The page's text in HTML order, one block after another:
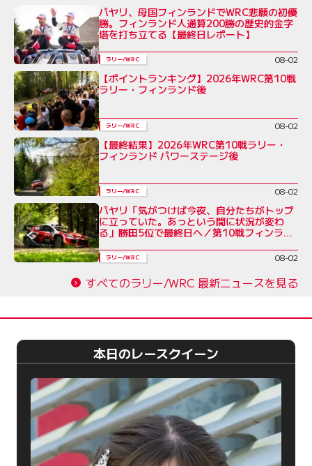
パヤリ、母国フィンランドでWRC悲願の初優
勝。フィンランド人通算200勝の歴史的金字
塔を打ち立てる【最終日レポート】
ラリー/WRC 08-02
【ポイントランキング】2026年WRC第10戦
ラリー・フィンランド後
ラリー/WRC 08-02
【最終結果】2026年WRC第10戦ラリー・
フィンランド パワーステージ後
ラリー/WRC 08-02
パヤリ「気がつけば今夜、自分たちがトップ
に立っていた。あっという間に状況が変わ
る」勝田5位で最終日へ／第10戦フィンラン
ラリー/WRC 08-02
すべてのラリー/WRC 最新ニュースを見る
本日のレースクイーン